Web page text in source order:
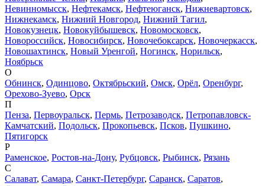
Невинномысск, Нефтекамск, Нефтеюганск, Нижневартовск,
Нижнекамск, Нижний Новгород, Нижний Тагил,
Новокузнецк, Новокуйбышевск, Новомосковск,
Новороссийск, Новосибирск, Новочебоксарск, Новочеркасск,
Новошахтинск, Новый Уренгой, Ногинск, Норильск,
Ноябрьск
О
Обнинск, Одинцово, Октябрьский, Омск, Орёл, Оренбург,
Орехово-Зуево, Орск
П
Пенза, Первоуральск, Пермь, Петрозаводск, Петропавловск-
Камчатский, Подольск, Прокопьевск, Псков, Пушкино,
Пятигорск
Р
Раменское, Ростов-на-Дону, Рубцовск, Рыбинск, Рязань
С
Салават, Самара, Санкт-Петербург, Саранск, Саратов,